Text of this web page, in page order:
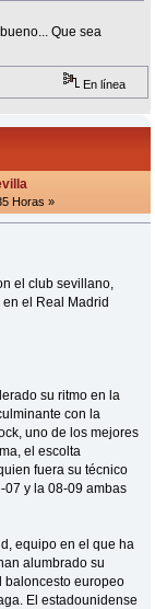
Que sea
En línea
Horas »
el club sevillano,
el Real Madrid
su ritmo en la
con la
uno de los mejores
el escolta
fuera su técnico
07 y la 08-09 ambas
equipo en el que ha
alumbrado su
baloncesto europeo
El estadounidense